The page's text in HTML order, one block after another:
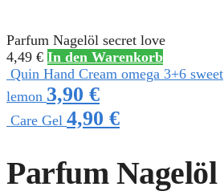
Parfum Nagelöl secret love
4,49 € In den Warenkorb
Quin Hand Cream omega 3+6 sweet
lemon 3,90 €
Care Gel 4,90 €
Parfum Nagelöl